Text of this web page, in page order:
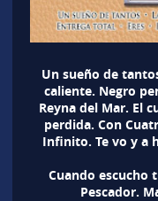
Un sueño de
caliente. Negro
Reyna del Mar. El
perdida. Con
Infinito. Te vo y a
Cuando escucho
Pescador.